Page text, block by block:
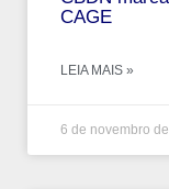
CAGE
LEIA MAIS »
6 de novembro